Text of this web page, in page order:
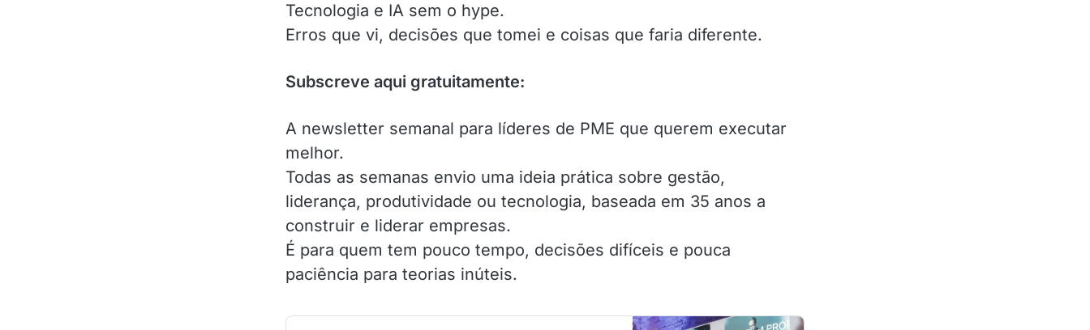
Tecnologia e IA sem o hype.
Erros que vi, decisões que tomei e coisas que faria diferente.
Subscreve aqui gratuitamente:
A newsletter semanal para líderes de PME que querem executar
melhor.
Todas as semanas envio uma ideia prática sobre gestão,
liderança, produtividade ou tecnologia, baseada em 35 anos a
construir e liderar empresas.
É para quem tem pouco tempo, decisões difíceis e pouca
paciência para teorias inúteis.